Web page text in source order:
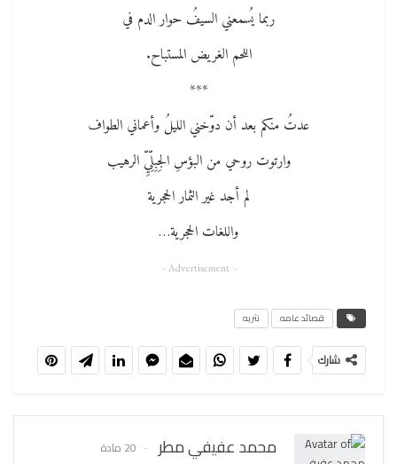
ربما يُسمعني السيفُ حوار الدم في
اللحم الغريض المستباح.
***
عدتُ منكم بعد أن دوّخني الليلُ وأعماني الطواف
وارتوت روحي من البؤسِ الجِبِلِّيِّ الرهيب
لم أجد غير الثمار الحجرية
واللغات الحجرية…
- Advertisement -
قصائد عامه نثريه
شارك
محمد عفيفي مطر 20 مادة